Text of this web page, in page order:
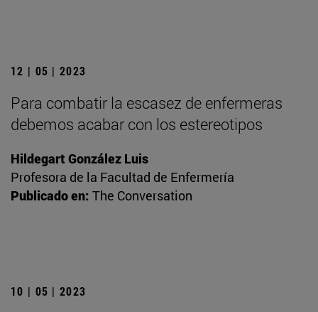
12 | 05 | 2023
Para combatir la escasez de enfermeras
debemos acabar con los estereotipos
Hildegart González Luis
Profesora de la Facultad de Enfermería
Publicado en: The Conversation
10 | 05 | 2023